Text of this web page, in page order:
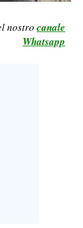
nostro canale
Whatsapp